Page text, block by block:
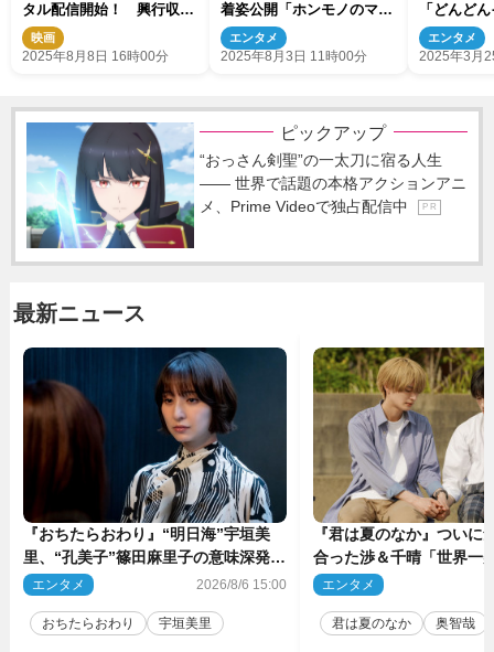
タル配信開始！ 興行収入
41億円突破した大ヒット映
画
映画
2025年8月8日 16時00分
着姿公開「ホンモノのマー
メイド」
エンタメ
2025年8月3日 11時00分
「どんど
ていく」
る〜」
エンタメ
2025年3月
ピックアップ
“おっさん剣聖”の一太刀に宿る人生
―― 世界で話題の本格アクションアニ
メ、Prime Videoで独占配信中
P R
最新ニュース
『おちたらおわり』“明日海”宇垣美
里、“孔美子”篠田麻里子の意味深発言
に絶句 ネット驚き「まさか」「意外
エンタメ 2026/8/6 15:00
おちたらおわり 宇垣美里
『君は夏のなか』ついに
合った渉＆千晴「世界一
ーン」「めっちゃキュン
エンタメ
君は夏のなか 奥智哉